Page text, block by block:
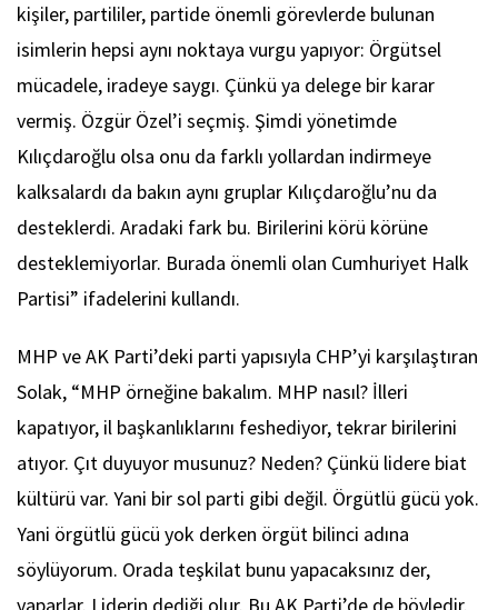
kişiler, partililer, partide önemli görevlerde bulunan
isimlerin hepsi aynı noktaya vurgu yapıyor: Örgütsel
mücadele, iradeye saygı. Çünkü ya delege bir karar
vermiş. Özgür Özel’i seçmiş. Şimdi yönetimde
Kılıçdaroğlu olsa onu da farklı yollardan indirmeye
kalksalardı da bakın aynı gruplar Kılıçdaroğlu’nu da
desteklerdi. Aradaki fark bu. Birilerini körü körüne
desteklemiyorlar. Burada önemli olan Cumhuriyet Halk
Partisi” ifadelerini kullandı.
MHP ve AK Parti’deki parti yapısıyla CHP’yi karşılaştıran
Solak, “MHP örneğine bakalım. MHP nasıl? İlleri
kapatıyor, il başkanlıklarını feshediyor, tekrar birilerini
atıyor. Çıt duyuyor musunuz? Neden? Çünkü lidere biat
kültürü var. Yani bir sol parti gibi değil. Örgütlü gücü yok.
Yani örgütlü gücü yok derken örgüt bilinci adına
söylüyorum. Orada teşkilat bunu yapacaksınız der,